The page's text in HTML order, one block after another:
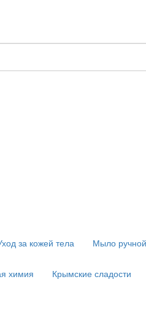
за кожей тела Мыло
химия Крымские сладости